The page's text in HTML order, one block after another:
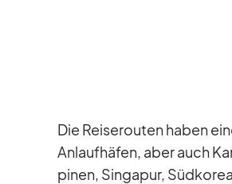
Die Rei­se­rou­ten ha­ben
An­lauf­hä­fen, aber auch
pi­nen, Sin­ga­pur,